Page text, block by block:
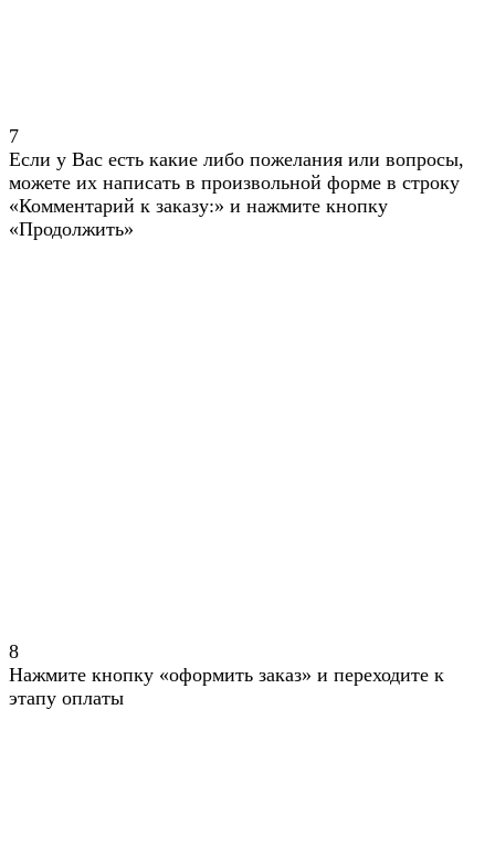
7
Если у Вас есть какие либо пожелания или вопросы,
можете их написать в произвольной форме в строку
«Комментарий к заказу:» и нажмите кнопку
«Продолжить»
8
Нажмите кнопку «оформить заказ» и переходите к
этапу оплаты